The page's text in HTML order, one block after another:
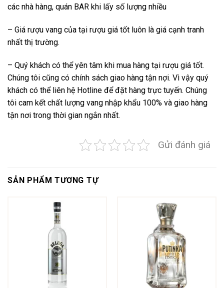
các nhà hàng, quán BAR khi lấy số lượng nhiều
– Giá rượu vang của tại rượu giá tốt luôn là giá cạnh tranh
nhất thị trường.
– Quý khách có thể yên tâm khi mua hàng tại rượu giá tốt.
Chúng tôi cũng có chính sách giao hàng tận nợi. Vì vậy quý
khách có thể liên hệ Hotline để đặt hàng trực tuyến. Chúng
tôi cam kết chất lượng vang nhập khẩu 100% và giao hàng
tận nơi trong thời gian ngắn nhất.
Gửi đánh giá
SẢN PHẨM TƯƠNG TỰ